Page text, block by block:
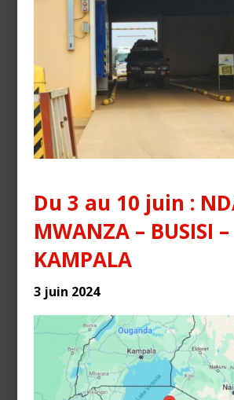
Du 3 au 10 juin :
MWANZA – BUSISI –
KAMPALA
3 juin 2024